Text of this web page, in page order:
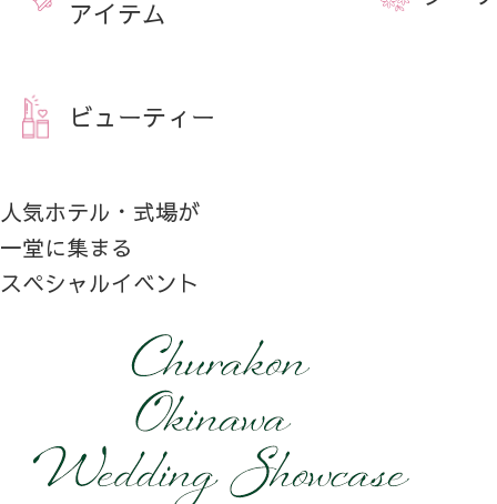
アイテム
ビューティー
人気ホテル・式場が
一堂に集まる
スペシャルイベント